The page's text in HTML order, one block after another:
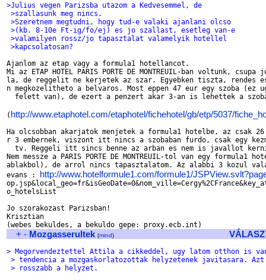
>Julius vegen Parizsba utazom a Kedvesemmel, de
>szallasunk meg nincs.
>Szeretnem megtudni, hogy tud-e valaki ajanlani olcso
>(kb. 8-10e Ft-ig/fo/ej) es jo szallast, esetleg van-e
>valamilyen rossz/jo tapasztalat valamelyik hotellel
>kapcsolatosan?
Ajanlom az etap vagy a formula1 hotellancot.
Mi az ETAP HOTEL PARIS PORTE DE MONTREUIL-ban voltunk,
la, de reggelit ne kerjetek az szar. Egyebken tiszta, rendes
n megkozelitheto a belvaros. Most eppen 47 eur egy szoba (ez
felett van), de ezert a penzert akar 3-an is lehettek a
( http://www.etaphotel.com/etaphotel/fichehotel/gb/etp/5037/
Ha olcsobban akarjatok menjetek a formula1 hotelbe, az csak
r 3 embernek, viszont itt nincs a szobaban furdo, csak egy
tv. Reggeli itt sincs benne az arban es nem is javallot
Nem messze a PARIS PORTE DE MONTREUIL-tol van egy
ablakbol), de arrol nincs tapasztalatom. Az alabbi 3 kozul
evans : http://www.hotelformule1.com/formule1/
o_hotelsList
Jo szorakozast Parizsban!
Krisztian
+ - Mozgasserultek (mind) VÁLASZ
> Megorvendeztettel Attila a cikkeddel, ugy latom otthon is
> tendencia a mozgaskorlatozottak helyzetenek javitasara.
> rosszabb a helyzet.